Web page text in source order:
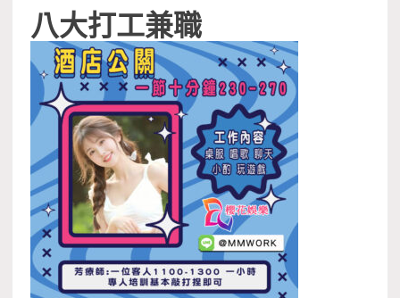
八大打工兼職